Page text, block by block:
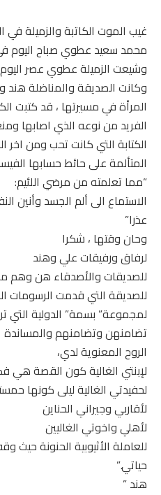
غيب الموت الكاتبة والزميلة في
محمد سعيد عطوي صباح اليوم
وشيعت الزميلة عطوي عصر
وكانت الصديقة والمناضلة هند
المرأة في مسيرتها ، قد كتبت
الفريد من نوعه الذي اصابها
الكتابة التي كانت تحب ومن اخر
المتألمة على حائط حسابها
“مما تعلمته من مرضي اللئيم:
الاستماع الى ألم الجسد وأنين
عذرا”
وحان وقتها ، شكرا
لرفاق ورفيقات علي وهند
للصديقات والأصدقاء هن وهم
للصديقة التي قدمت الرسومات
لمجموعة” بسمة” الدولية التي
تضامنهن وتضامنهم
الروح المعنوية لدي،
لإبنتي الغالية كون القصة هي
لحفيدتي الغالية ليلى كونها
لأقاربي وجيراني الحناين
لأهلي واخوتي الغاليين
للعاملة الأثيوبية الحنونة
حياتي.”
هند ”